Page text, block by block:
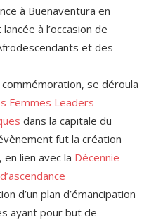
à Buenaventura en
à l’occasion de
et des
se déroula
Femmes Leaders
dans la capitale du
fut la création
lien avec la Décennie
d’un plan d’émancipation
ayant pour but de